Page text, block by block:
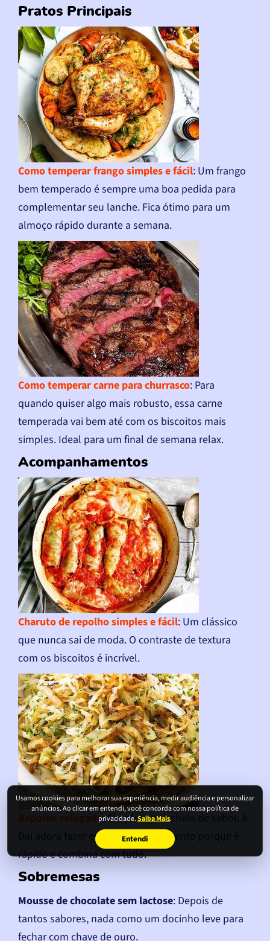
Usamos cookies para melhorar sua experiência, medir audiência e personalizar
anúncios. Ao clicar em entendi, você concorda com nossa política de
privacidade.Saiba Mais.
Entendi
Pratos Principais
Como temperar frango simples e fácil: Um frango
bem temperado é sempre uma boa pedida para
complementar seu lanche. Fica ótimo para um
almoço rápido durante a semana.
Como temperar carne para churrasco: Para
quando quiser algo mais robusto, essa carne
temperada vai bem até com os biscoitos mais
simples. Ideal para um final de semana relax.
Acompanhamentos
Charuto de repolho simples e fácil: Um clássico
que nunca sai de moda. O contraste de textura
com os biscoitos é incrível.
Repolho refogado: Simples, mas cheio de sabor. A
Dai adora fazer esse acompanhamento porque é
rápido e combina com tudo.
Sobremesas
Mousse de chocolate sem lactose: Depois de
tantos sabores, nada como um docinho leve para
fechar com chave de ouro.